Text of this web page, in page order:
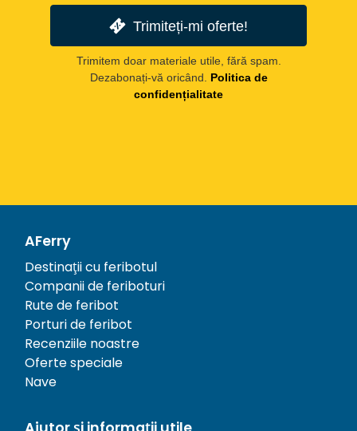
Trimiteți-mi oferte!
Trimitem doar materiale utile, fără spam.
Dezabonați-vă oricând.
Politica de
confidențialitate
AFerry
Destinații cu feribotul
Companii de feriboturi
Rute de feribot
Porturi de feribot
Recenziile noastre
Oferte speciale
Nave